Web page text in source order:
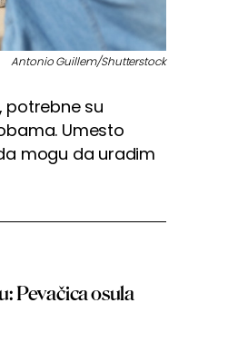
Antonio Guillem/Shutterstock
potrebne su
Umesto
mogu da uradim
Pevačica osula